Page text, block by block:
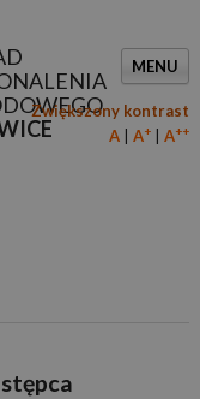
MENU
Zwiększony kontrast
A
A+ A++